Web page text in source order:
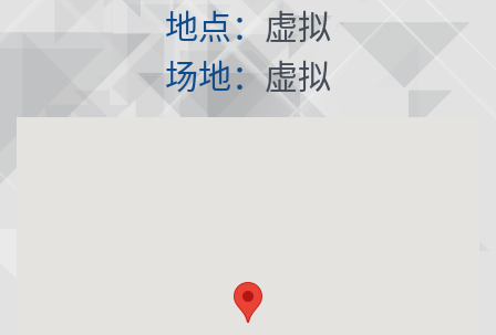
地点： 虚拟
场地：虚拟